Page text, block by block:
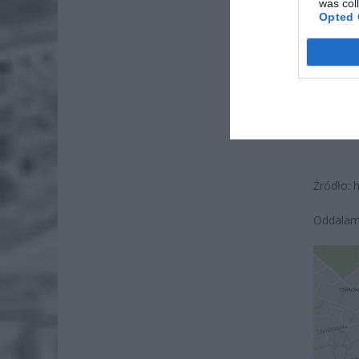
was
Opted
4
4
Źródło: